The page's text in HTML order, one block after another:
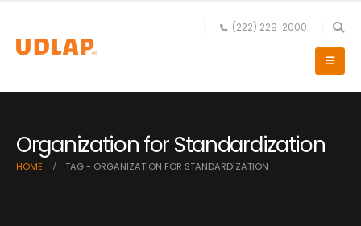
(222) 229-2000
Organization for Standardization
HOME TAG - ORGANIZATION FOR STANDARDIZATION